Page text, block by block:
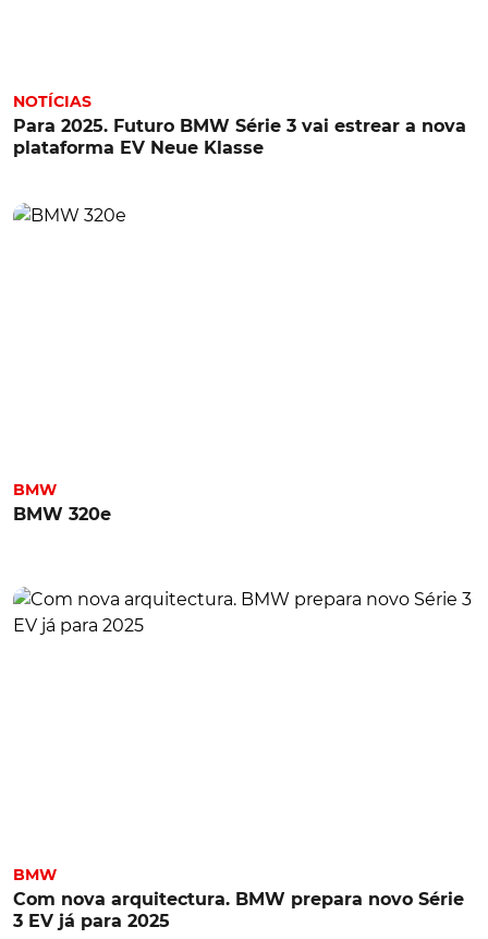
NOTÍCIAS
Para 2025. Futuro BMW Série 3 vai estrear a nova
plataforma EV Neue Klasse
BMW
BMW 320e
BMW
Com nova arquitectura. BMW prepara novo Série
3 EV já para 2025